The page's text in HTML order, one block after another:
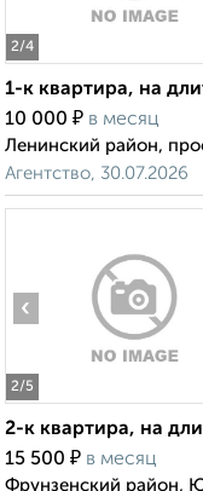
2/4
1-к квартира, на
10 000 ₽ в месяц
Ленинский район,
Агентство, 30.07.2026
2/5
‹
2-к квартира, на
15 500 ₽ в месяц
Фрунзенский район,